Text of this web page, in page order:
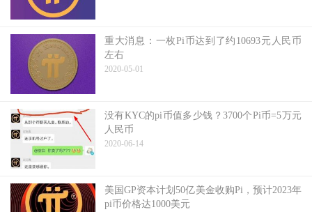
重大消息：一枚Pi币达到了约10693元人民币
左右
2020-05-01
没有KYC的pi币值多少钱？3700个Pi币=5万元
人民币
2020-06-14
美国GP资本计划50亿美金收购Pi，预计2023年
pi币价格达1000美元